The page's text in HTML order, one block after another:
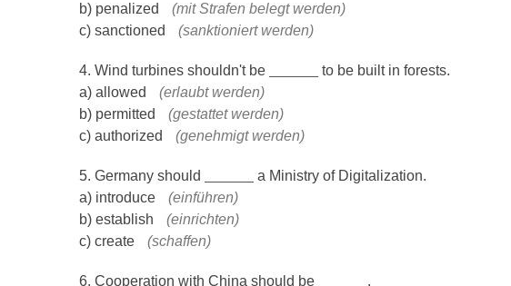
b) penalized
(mit Strafen belegt werden)
c) sanctioned
(sanktioniert werden)
4. Wind turbines shouldn't be
to be built in forests.
a) allowed
(erlaubt werden)
b) permitted
(gestattet werden)
c) authorized
(genehmigt werden)
5. Germany should
a Ministry of Digitalization.
a) introduce
(einführen)
b) establish
(einrichten)
c) create
(schaffen)
6. Cooperation with China should be .